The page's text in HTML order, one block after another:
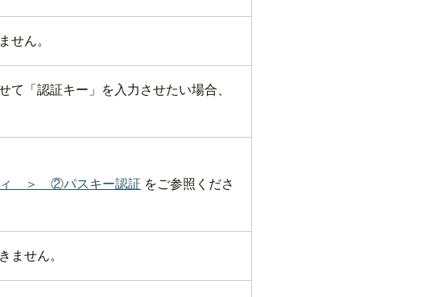
せん。
「認証キー」を入力させたい場合、
ィ ＞ ②パスキー認証 をご参照くださ
ません。